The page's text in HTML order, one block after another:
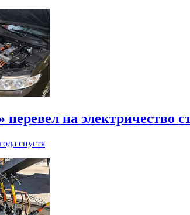
перевел на электричество
спустя